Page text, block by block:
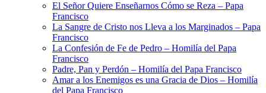
El Señor Quiere Enseñarnos Cómo se Reza – Papa
Francisco
La Sangre de Cristo nos Lleva a los Marginados – Papa
Francisco
La Confesión de Fe de Pedro – Homilía del Papa
Francisco
Padre, Pan y Perdón – Homilía del Papa Francisco
Amar a los Enemigos es una Gracia de Dios – Homilía
del Papa Francisco